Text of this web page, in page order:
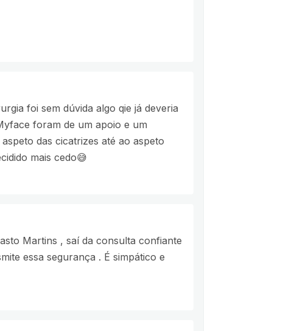
foi sem dúvida algo qie já deveria
foram de um apoio e um
das cicatrizes até ao aspeto
mais cedo😅
Martins , saí da consulta confiante
essa segurança . É simpático e